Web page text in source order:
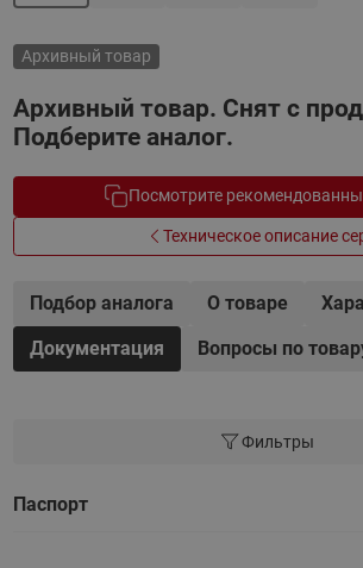
Архивный товар
Архивный товар. Снят с
Подберите аналог.
Посмотрите
Техническое описание
Подбор аналога О товаре
Документация
Вопросы по
Фильтры
Паспорт